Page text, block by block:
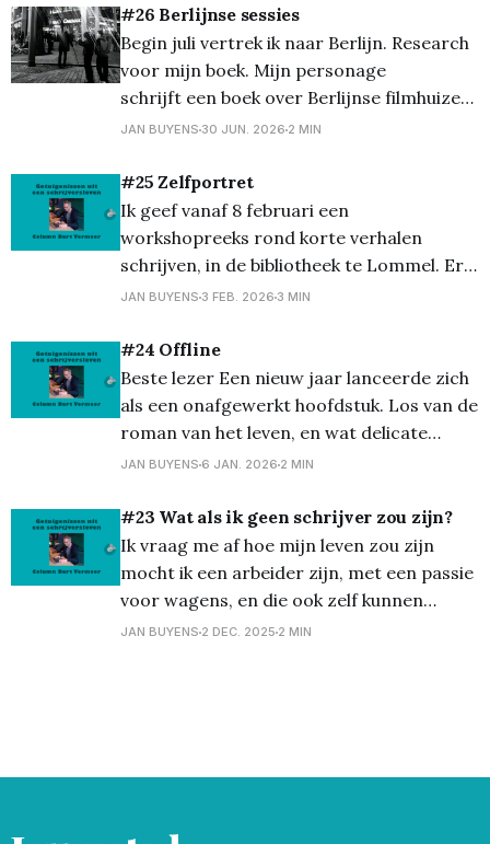
heeft een eigen bureau – wat voor mij een
must was – en er is
#26 Berlijnse sessies
Begin juli vertrek ik naar Berlijn. Research
voor mijn boek. Mijn personage
schrijft een boek over Berlijnse filmhuizen
en zet tijdens die “verwondering” zijn
persoonlijk ook een escaperoute, een even
weg van alles en rust, rust proberen te
vinden. Mijn eigen
JAN BUYENS 30 JUN. 2026 2 MIN
#25 Zelfportret
Ik geef vanaf 8 februari een
workshopreeks rond korte verhalen
schrijven, in de bibliotheek te Lommel. Er
valt veel te vertellen over korte verhalen,
belangrijke gebeurtenis in het leven van
dat personage, en blijf dicht bij een wereld
die je kent of je
JAN BUYENS 3 FEB. 2026 3 MIN
#24 Offline
Beste lezer Een nieuw jaar lanceerde zich
als een onafgewerkt hoofdstuk. Los van de
roman van het leven, en wat delicate
scènes daartussen, moet er nog wel wat
confrontaties aangaan, obstakels
overwinnen en angsten in de ogen kijken.
Maar voor ik verdere openbaringen doe,
JAN BUYENS 6 JAN. 2026 2 MIN
#23 Wat als ik geen schrijver zou zijn?
Ik vraag me af hoe mijn leven zou zijn
mocht ik een arbeider zijn, met een passie
voor wagens, en die ook zelf kunnen
maken en opknappen of een bouwvakker
JAN BUYENS 2 DEC. 2025 2 MIN